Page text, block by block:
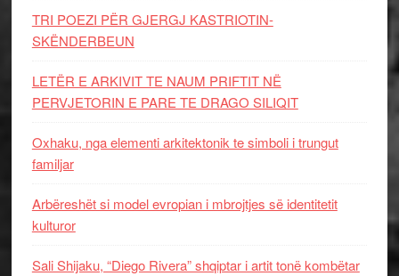
TRI POEZI PËR GJERGJ KASTRIOTIN-
SKËNDERBEUN
LETËR E ARKIVIT TE NAUM PRIFTIT NË
PERVJETORIN E PARE TE DRAGO SILIQIT
Oxhaku, nga elementi arkitektonik te simboli i trungut
familjar
Arbëreshët si model evropian i mbrojtjes së identitetit
kulturor
Sali Shijaku, “Diego Rivera” shqiptar i artit tonë kombëtar